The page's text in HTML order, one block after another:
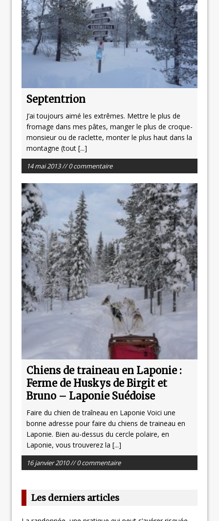
Septentrion
J’ai toujours aimé les extrêmes. Mettre le plus de
fromage dans mes pâtes, manger le plus de croque-
monsieur ou de raclette, monter le plus haut dans la
montagne (tout [...]
14 mai 2013 // 0 commentaire
Chiens de traineau en Laponie :
Ferme de Huskys de Birgit et
Bruno – Laponie Suédoise
Faire du chien de traîneau en Laponie Voici une
bonne adresse pour faire du chiens de traineau en
Laponie. Bien au-dessus du cercle polaire, en
Laponie, vous trouverez la [...]
16 janvier 2010 // 0 commentaire
Les derniers articles